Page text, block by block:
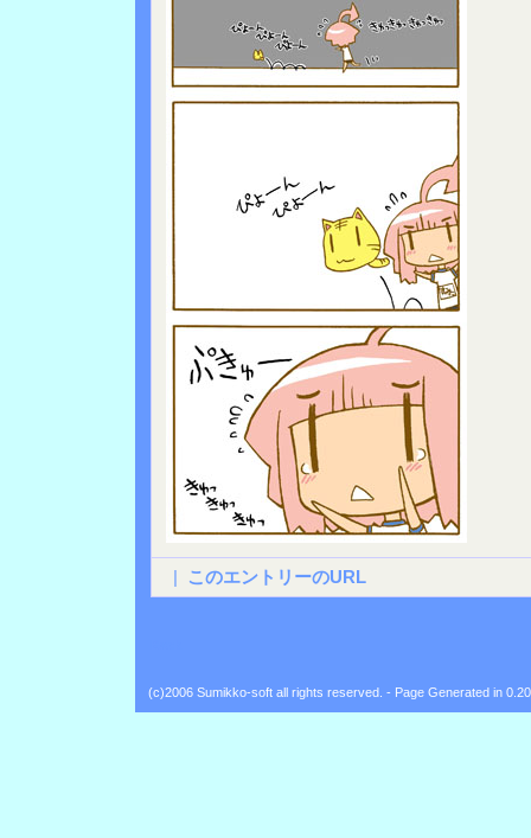
| このエントリーのURL
(c)2006 Sumikko-soft all rights reserved. - Page Generated in